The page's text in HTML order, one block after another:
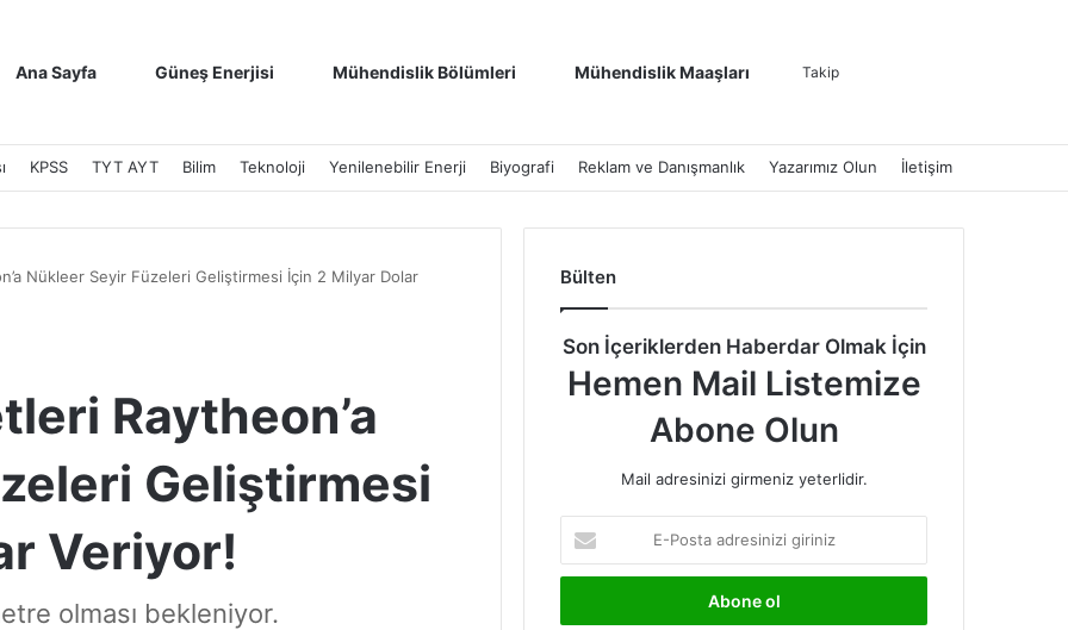
Ana Sayfa Güneş Enerjisi Mühendislik Bölümleri Mühendislik Maaşları Takip
KPSS TYT AYT Bilim Teknoloji Yenilenebilir Enerji Biyografi Reklam ve Danışmanlık Yazarımız Olun İletişim
Nükleer Seyir Füzeleri Geliştirmesi İçin 2 Milyar Dolar
Raytheon’a
Geliştirmesi
Veriyor!
olması bekleniyor.
Bülten
Son İçeriklerden Haberdar Olmak İçin
Hemen Mail Listemize
Abone Olun
Mail adresinizi girmeniz yeterlidir.
Posta
adresinizi